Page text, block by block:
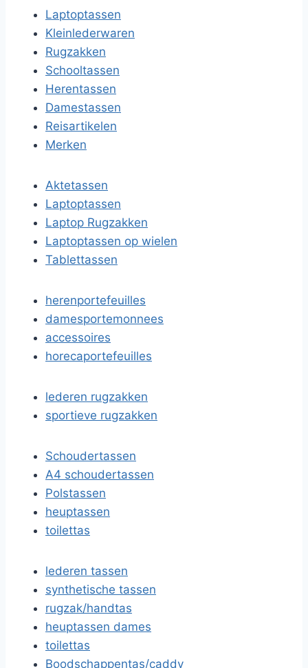
Laptoptassen
Kleinlederwaren
Rugzakken
Schooltassen
Herentassen
Damestassen
Reisartikelen
Merken
Aktetassen
Laptoptassen
Laptop Rugzakken
Laptoptassen op wielen
Tablettassen
herenportefeuilles
damesportemonnees
accessoires
horecaportefeuilles
lederen rugzakken
sportieve rugzakken
Schoudertassen
A4 schoudertassen
Polstassen
heuptassen
toilettas
lederen tassen
synthetische tassen
rugzak/handtas
heuptassen dames
toilettas
Boodschappentas/caddy